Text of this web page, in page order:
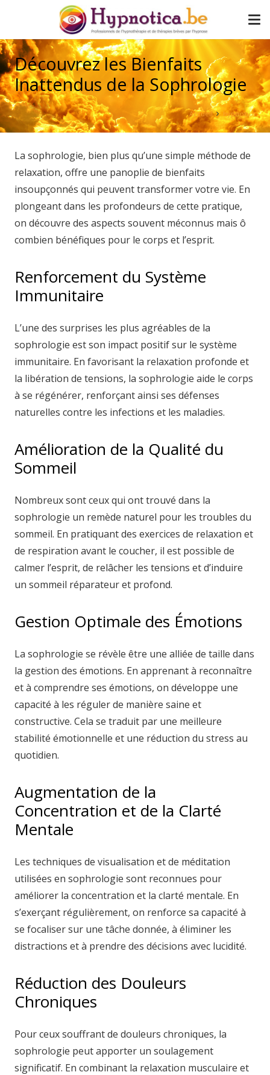
Découvrez les Bienfaits
Inattendus de la Sophrologie
Accueil hypnotica
La sophrologie, bien plus qu’une simple méthode de
relaxation, offre une panoplie de bienfaits
insoupçonnés qui peuvent transformer votre vie. En
plongeant dans les profondeurs de cette pratique,
on découvre des aspects souvent méconnus mais ô
combien bénéfiques pour le corps et l’esprit.
Renforcement du Système
Immunitaire
L’une des surprises les plus agréables de la
sophrologie est son impact positif sur le système
immunitaire. En favorisant la relaxation profonde et
la libération de tensions, la sophrologie aide le corps
à se régénérer, renforçant ainsi ses défenses
naturelles contre les infections et les maladies.
Amélioration de la Qualité du
Sommeil
Nombreux sont ceux qui ont trouvé dans la
sophrologie un remède naturel pour les troubles du
sommeil. En pratiquant des exercices de relaxation et
de respiration avant le coucher, il est possible de
calmer l’esprit, de relâcher les tensions et d’induire
un sommeil réparateur et profond.
Gestion Optimale des Émotions
La sophrologie se révèle être une alliée de taille dans
la gestion des émotions. En apprenant à reconnaître
et à comprendre ses émotions, on développe une
capacité à les réguler de manière saine et
constructive. Cela se traduit par une meilleure
stabilité émotionnelle et une réduction du stress au
quotidien.
Augmentation de la
Concentration et de la Clarté
Mentale
Les techniques de visualisation et de méditation
utilisées en sophrologie sont reconnues pour
améliorer la concentration et la clarté mentale. En
s’exerçant régulièrement, on renforce sa capacité à
se focaliser sur une tâche donnée, à éliminer les
distractions et à prendre des décisions avec lucidité.
Réduction des Douleurs
Chroniques
Pour ceux souffrant de douleurs chroniques, la
sophrologie peut apporter un soulagement
significatif. En combinant la relaxation musculaire et